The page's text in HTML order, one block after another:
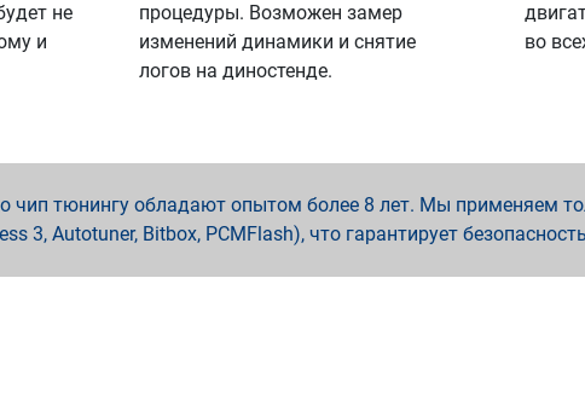
не
и
процедуры. Возможен замер
изменений динамики и снятие
логов на диностенде.
во
чип тюнингу обладают опытом более 8 лет. Мы применяем
3, Autotuner, Bitbox, PCMFlash), что гарантирует